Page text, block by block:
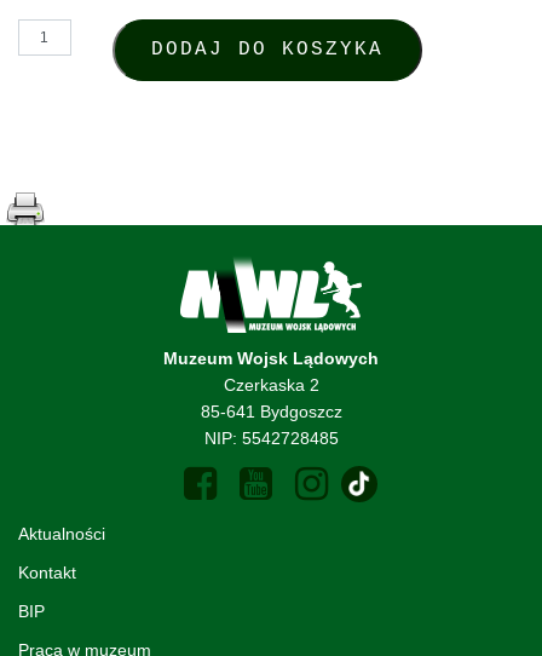
ilość Metalowy czołg VI Tiger – brelok
DODAJ DO KOSZYKA
Muzeum Wojsk Lądowych
Czerkaska 2
85-641 Bydgoszcz
NIP: 5542728485
Aktualności
Kontakt
BIP
Praca w muzeum